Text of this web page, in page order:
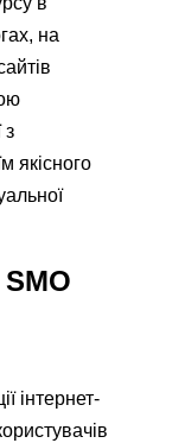
на
з
якісного
інтернет-